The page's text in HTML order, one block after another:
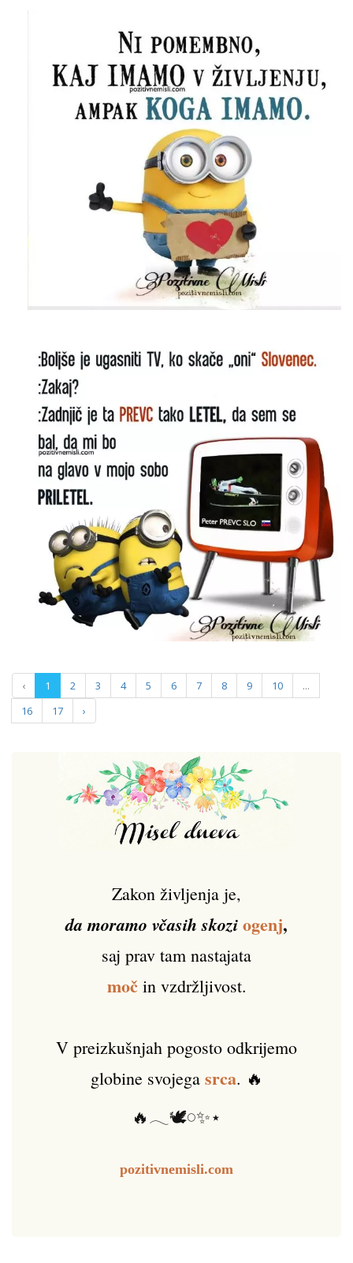
‹ 1 2 3 4 5 6 7 8 9 10
...
16
17 ›
Zakon življenja je,
da moramo včasih skoziogenj,
saj prav tam nastajata
močin vzdržljivost.
V preizkušnjah pogosto odkrijemo
globine svojega srca. 🔥
🔥𓂃🕊️𓏸✨⋆
pozitivnemisli.com